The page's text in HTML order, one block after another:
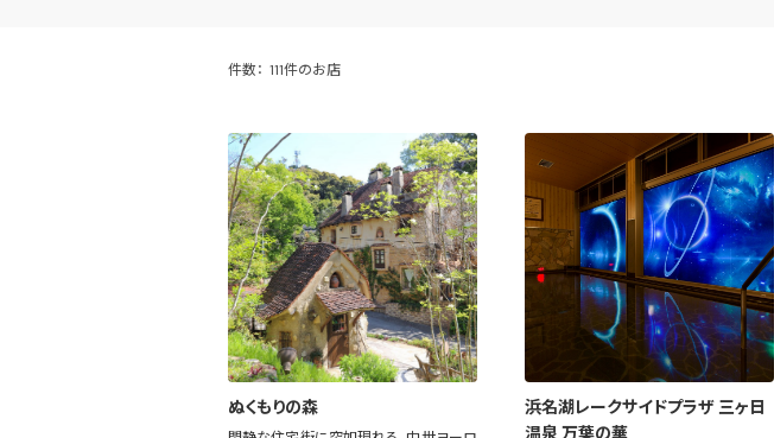
件数： 111件のお店
ぬくもりの森
浜名湖レークサイドプラザ 三ヶ日
温泉 万葉の華